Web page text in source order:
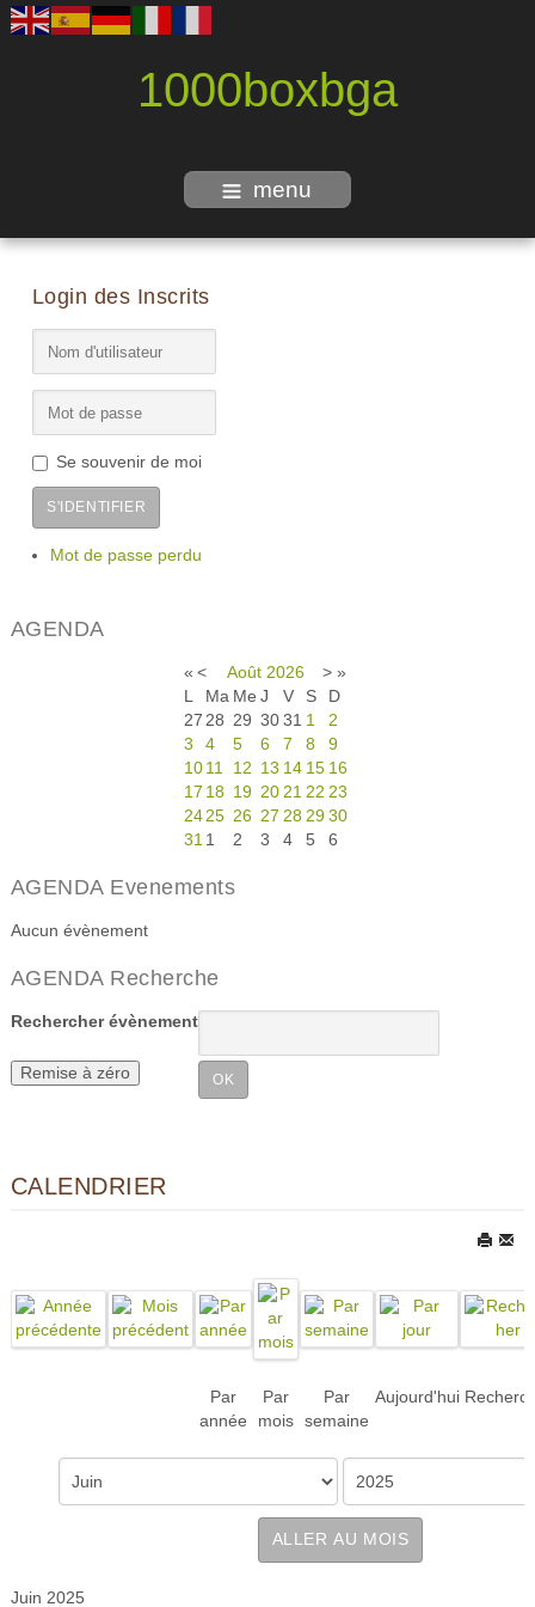
1000boxbga
menu
Login des Inscrits
Se souvenir de moi
S'IDENTIFIER
Mot de passe perdu
AGENDA
« < Août 2026 > »
L
Ma Me J V S
D
27 28 29 30 31 1
2
3
4 5 6 7 8
9
10 11 12 13 14 15 16
17 18 19 20 21 22 23
2425 26 27 28 29 30
31 1 2 3 4 5 6
AGENDA Evenements
Aucun évènement
AGENDA Recherche
Rechercher évènement
CALENDRIER
Par
année
Par
mois
Par
semaine
Aujourd'hui
ALLER AU MOIS
Juin 2025